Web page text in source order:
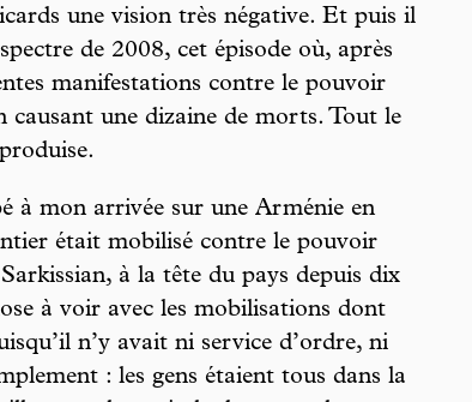
une vision très négative. Et puis il
de 2008, cet épisode où, après
manifestations contre le pouvoir
causant une dizaine de morts. Tout le
à mon arrivée sur une Arménie en
était mobilisé contre le pouvoir
à la tête du pays depuis dix
à voir avec les mobilisations dont
n’y avait ni service d’ordre, ni
: les gens étaient tous dans la